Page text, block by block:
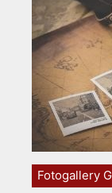
Fotogallery